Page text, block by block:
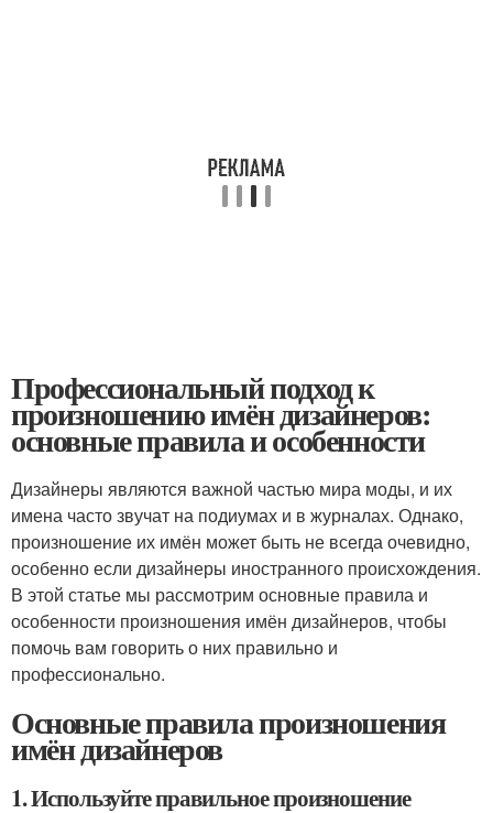
Профессиональный подход к
произношению имён дизайнеров:
основные правила и особенности
Дизайнеры являются важной частью мира моды, и их
имена часто звучат на подиумах и в журналах. Однако,
произношение их имён может быть не всегда очевидно,
особенно если дизайнеры иностранного происхождения.
В этой статье мы рассмотрим основные правила и
особенности произношения имён дизайнеров, чтобы
помочь вам говорить о них правильно и
профессионально.
Основные правила произношения
имён дизайнеров
1. Используйте правильное произношение